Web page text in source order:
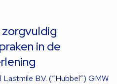
in de
B.V. (“Hubbel”) GMW